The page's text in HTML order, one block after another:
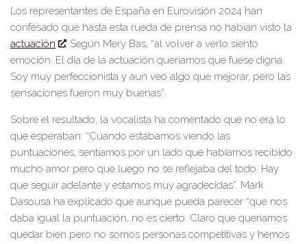
Los representantes de España en Eurovisión 2024 han
confesado que hasta esta rueda de prensa no habían visto la
actuación
. Según Mery Bas, “al volver a verlo siento
emoción. El día de la actuación queríamos que fuese digna.
Soy muy perfeccionista y aun veo algo que mejorar, pero las
sensaciones fueron muy buenas”.
Sobre el resultado, la vocalista ha comentado que no era lo
que esperaban: “Cuando estábamos viendo las
puntuaciones, sentíamos por un lado que habíamos recibido
mucho amor pero que luego no se reflejaba del todo. Hay
que seguir adelante y estamos muy agradecidas”. Mark
Dasousa ha explicado que aunque pueda parecer “que nos
daba igual la puntuación, no es cierto. Claro que queríamos
quedar bien pero no somos personas competitivas y hemos